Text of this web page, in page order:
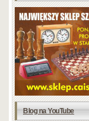
Blog na YouTube